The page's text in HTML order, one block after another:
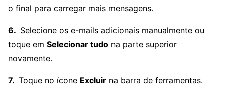
o final para carregar mais mensagens.
Selecione os e-mails adicionais manualmente ou
toque em Selecionar tudo na parte superior
novamente.
Toque no ícone Excluir na barra de ferramentas.